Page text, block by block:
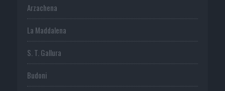
Arzachena
La Maddalena
S. T. Gallura
Budoni